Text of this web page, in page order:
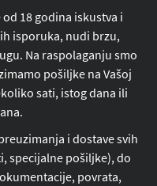
18 godina iskustva i
isporuka, nudi brzu,
Na raspolaganju smo
pošiljke na Vašoj
sati, istog dana ili
i dostave svih
specijalne pošiljke), do
povrata,